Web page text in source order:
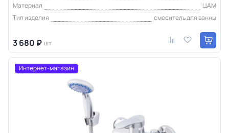
Материал
ЦАМ
Тип изделия
смеситель для ванны
3 680 ₽ шт
Интернет-магазин